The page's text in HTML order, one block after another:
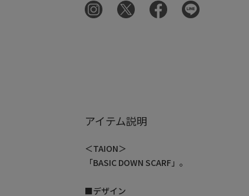
アイテム説明
＜TAION＞
「BASIC DOWN SCARF」。
■デザイン